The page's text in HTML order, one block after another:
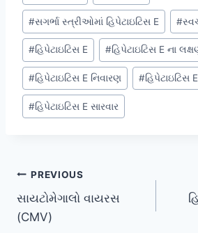
#સગર્ભા સ્ત્રીઓમાં હિપેટાઇટિસ E #
#હિપેટાઇટિસ E #હિપેટાઇટિસ E ના
#હિપેટાઇટિસ E નિવારણ #હિપેટાઇટિસ
#હિપેટાઇટિસ E સારવાર
Post
navigation
PREVIOUS
સાયટોમેગાલો વાયરસ
(CMV)